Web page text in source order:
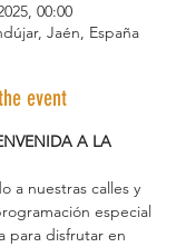
00:00
Jaén, España
event
A LA
a nuestras calles y
especial
para disfrutar en